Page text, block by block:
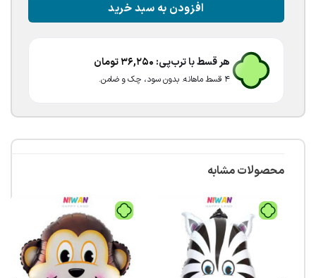
افزودن به سبد خرید
هر قسط با ترب‌پی: 36,250تومان
۴ قسط ماهانه. بدون سود، چک و ضامن.
محصولات مشابه